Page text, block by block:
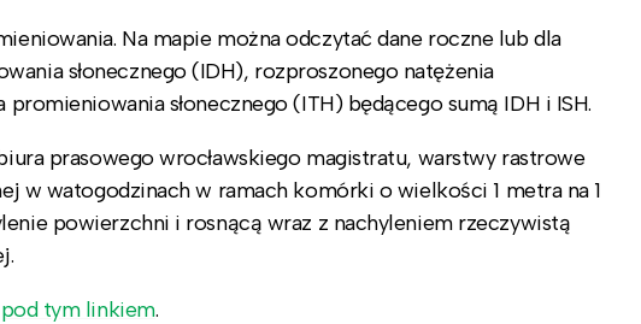
Na mapie można odczytać dane roczne lub dla
słonecznego (IDH), rozproszonego natężenia
słonecznego (ITH) będącego sumą IDH i ISH.
prasowego wrocławskiego magistratu, warstwy rastrowe
w watogodzinach w ramach komórki o wielkości 1 metra na 1
powierzchni i rosnącą wraz z nachyleniem rzeczywistą
pod tym linkiem.